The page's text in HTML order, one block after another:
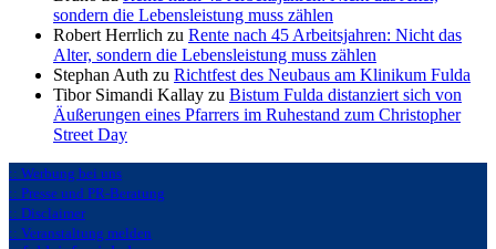
sondern die Lebensleistung muss zählen
Robert Herrlich zu Rente nach 45 Arbeitsjahren: Nicht das
Alter, sondern die Lebensleistung muss zählen
Stephan Auth zu Richtfest des Neubaus am Klinikum Fulda
Tibor Simandi Kallay zu Bistum Fulda distanziert sich von
Äußerungen eines Pfarrers im Ruhestand zum Christopher
Street Day
:: Werbung bei uns
:: Presse und PR-Beratung
:: Disclaimer
:: Veranstaltung melden